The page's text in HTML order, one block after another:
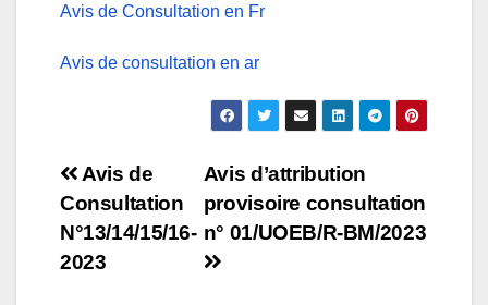
Avis de Consultation en Fr
Avis de consultation en ar
Navigation
de
l’article
Avis d’attribution
provisoire consultation
n° 01/UOEB/R-BM/2023
Avis de
Consultation
N°13/14/15/16-
2023